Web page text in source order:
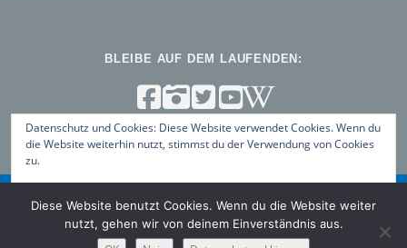
BLEIBE AUF DEM LAUFENDEN:
Copyright © 2026 ViNN:Log – Blog des ViNN:Lab –
OnePress
Theme von FameThemes
Datenschutz und Cookies: Diese Website verwendet Cookies. Wenn du
die Website weiterhin nutzt, stimmst du der Verwendung von Cookies
zu.
findest du hier:Datenschutz-Richtlinie
Diese Website benutzt Cookies. Wenn du die Website weiter
nutzt, gehen wir von deinem Einverständnis aus.